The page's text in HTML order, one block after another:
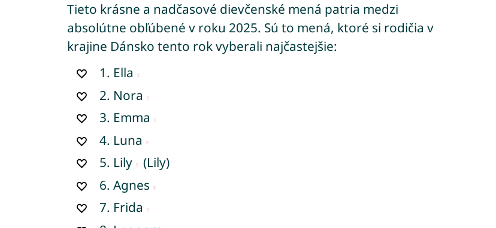
Tieto krásne a nadčasové dievčenské mená patria medzi
absolútne obľúbené v roku 2025. Sú to mená, ktoré si rodičia v
krajine Dánsko tento rok vyberali najčastejšie:
1. Ella
2. Nora
3. Emma
4. Luna
5. Lily
(Lily)
6.Agnes
7. Frida